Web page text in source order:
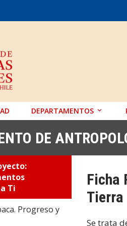
DEPARTAMENTOS
SOCIOLOGÍA
TRABAJO SOCIAL
DE
Ti
Progreso y
Ficha
Tierra
Se trata